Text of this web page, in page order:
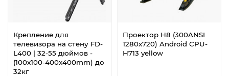
Крепление для
телевизора на стену FD-
L400 | 32-55 дюймов -
(100x100-400x400mm) до
32кг
Проектор H8 (300ANSI
1280x720) Android CPU-
H713 yellow